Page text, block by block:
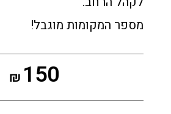
מספר המקומות מוגבל!
₪ 150